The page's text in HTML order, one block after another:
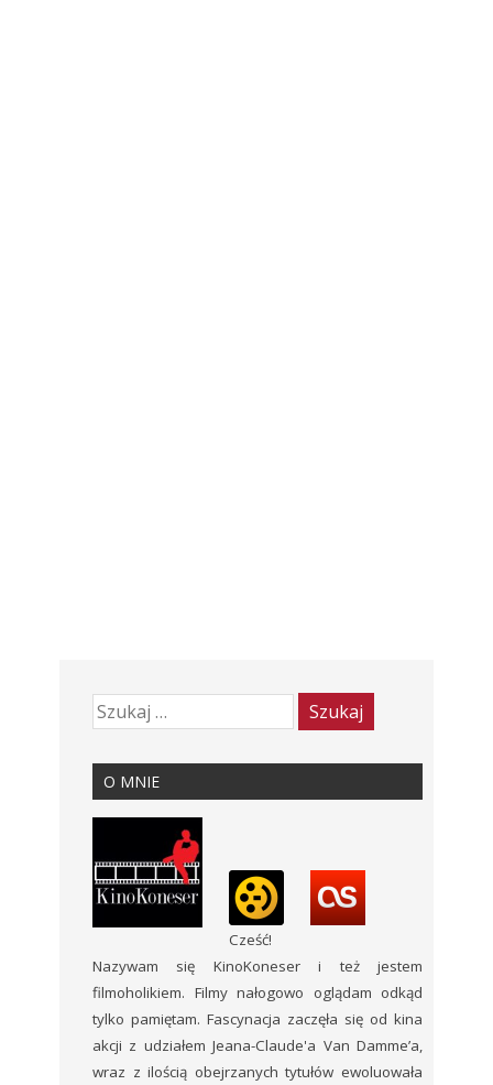
O MNIE
Cześć!
Nazywam się KinoKoneser i też jestem
filmoholikiem. Filmy nałogowo oglądam odkąd
tylko pamiętam. Fascynacja zaczęła się od kina
akcji z udziałem Jeana-Claude'a Van Damme’a,
wraz z ilością obejrzanych tytułów ewoluowała